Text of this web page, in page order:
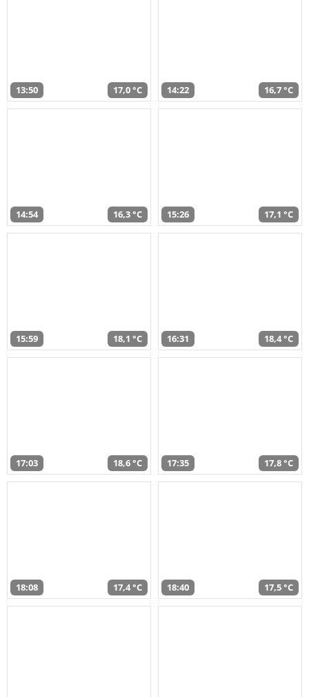
13:50 17,0 °C 14:22 16,7 °C
14:54 16,3 °C 15:26 17,1 °C
15:59 18,1 °C 16:31 18,4 °C
17:03 18,6 °C 17:35 17,8 °C
18:08 17,4 °C 18:40 17,5 °C